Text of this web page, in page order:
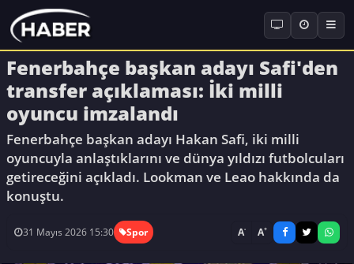
Fenerbahçe başkan adayı Safi'den
transfer açıklaması: İki milli
oyuncu imzalandı
Fenerbahçe başkan adayı Hakan Safi, iki milli
oyuncuyla anlaştıklarını ve dünya yıldızı futbolcuları
getireceğini açıkladı. Lookman ve Leao hakkında da
konuştu.
31 Mayıs 2026 15:30 Spor A- A+